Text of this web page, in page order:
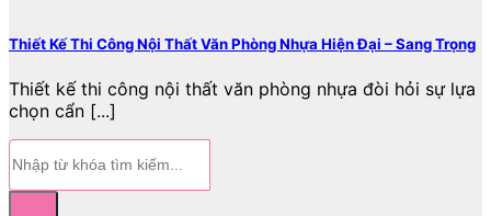
Thiết Kế Thi Công Nội Thất Văn Phòng Nhựa Hiện Đại – Sang Trọng
Thiết kế thi công nội thất văn phòng nhựa đòi hỏi sự lựa
chọn cẩn [...]